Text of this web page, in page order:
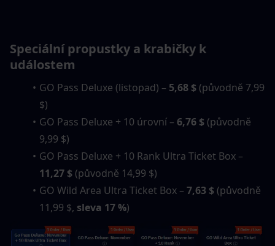
Speciální propustky a krabičky k
událostem
GO Pass Deluxe (listopad) – 5,68 $ (původně 7,99
$)
GO Pass Deluxe + 10 úrovní – 6,76 $ (původně
9,99 $)
11,27 $ (původně 14,99 $)
GO Wild Area Ultra Ticket Box – 7,63 $ (původně
11,99 $, sleva 17 %)